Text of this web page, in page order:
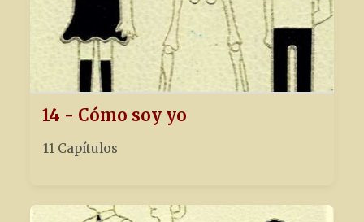
14 - Cómo soy yo
11 Capítulos